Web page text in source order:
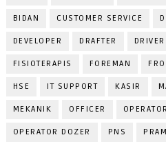
BIDAN CUSTOMER SERVICE
DEVELOPER DRAFTER DRIVER
FISIOTERAPIS FOREMAN
HSE IT SUPPORT KASIR
MEKANIK OFFICER OPERATOR
OPERATOR DOZER PNS